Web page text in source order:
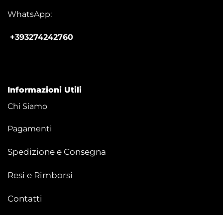
WhatsApp:
+393274242760
Informazioni Utili
Chi Siamo
Pagamenti
Spedizione e Consegna
Resi e Rimborsi
Contatti